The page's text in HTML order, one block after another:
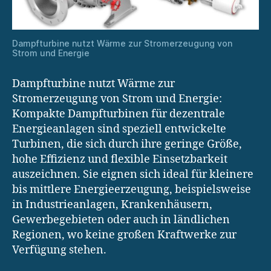
Dampfturbine nutzt Wärme zur Stromerzeugung von
Strom und Energie
Dampfturbine nutzt Wärme zur
Stromerzeugung von Strom und Energie:
Kompakte Dampfturbinen für dezentrale
Energieanlagen sind speziell entwickelte
Turbinen, die sich durch ihre geringe Größe,
hohe Effizienz und flexible Einsetzbarkeit
auszeichnen. Sie eignen sich ideal für kleinere
bis mittlere Energieerzeugung, beispielsweise
in Industrieanlagen, Krankenhäusern,
Gewerbegebieten oder auch in ländlichen
Regionen, wo keine großen Kraftwerke zur
Verfügung stehen.